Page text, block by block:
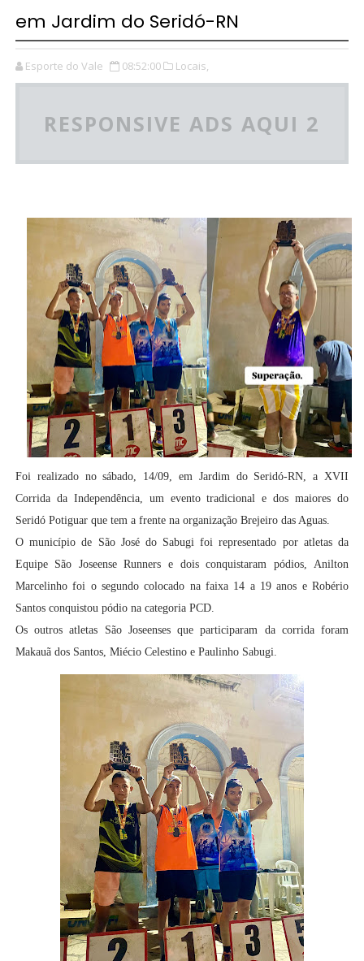
em Jardim do Seridó-RN
Esporte do Vale 08:52:00 Locais,
RESPONSIVE ADS AQUI 2
Foi realizado no sábado, 14/09, em Jardim do Seridó-RN, a XVII
Corrida da Independência, um evento tradicional e dos maiores do
Seridó Potiguar que tem a frente na organização Brejeiro das Aguas.
O município de São José do Sabugi foi representado por atletas da
Equipe São Joseense Runners e dois conquistaram pódios,Anilton
Marcelinho foi o segundo colocado na faixa 14 a 19 anos e Robério
Santos conquistou pódio na categoria PCD.
Os outros atletas São Joseenses que participaram da corrida foram
Makauã dos Santos, Miécio Celestino e Paulinho Sabugi.